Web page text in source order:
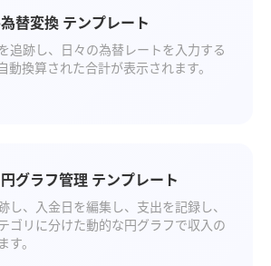
為替変換 テンプレート
追跡し、日々の為替レートを入力する
動換算された合計が表示されます。
円グラフ管理 テンプレート
し、入金日を編集し、支出を記録し、
ゴリに分けた動的な円グラフで収入の
す。